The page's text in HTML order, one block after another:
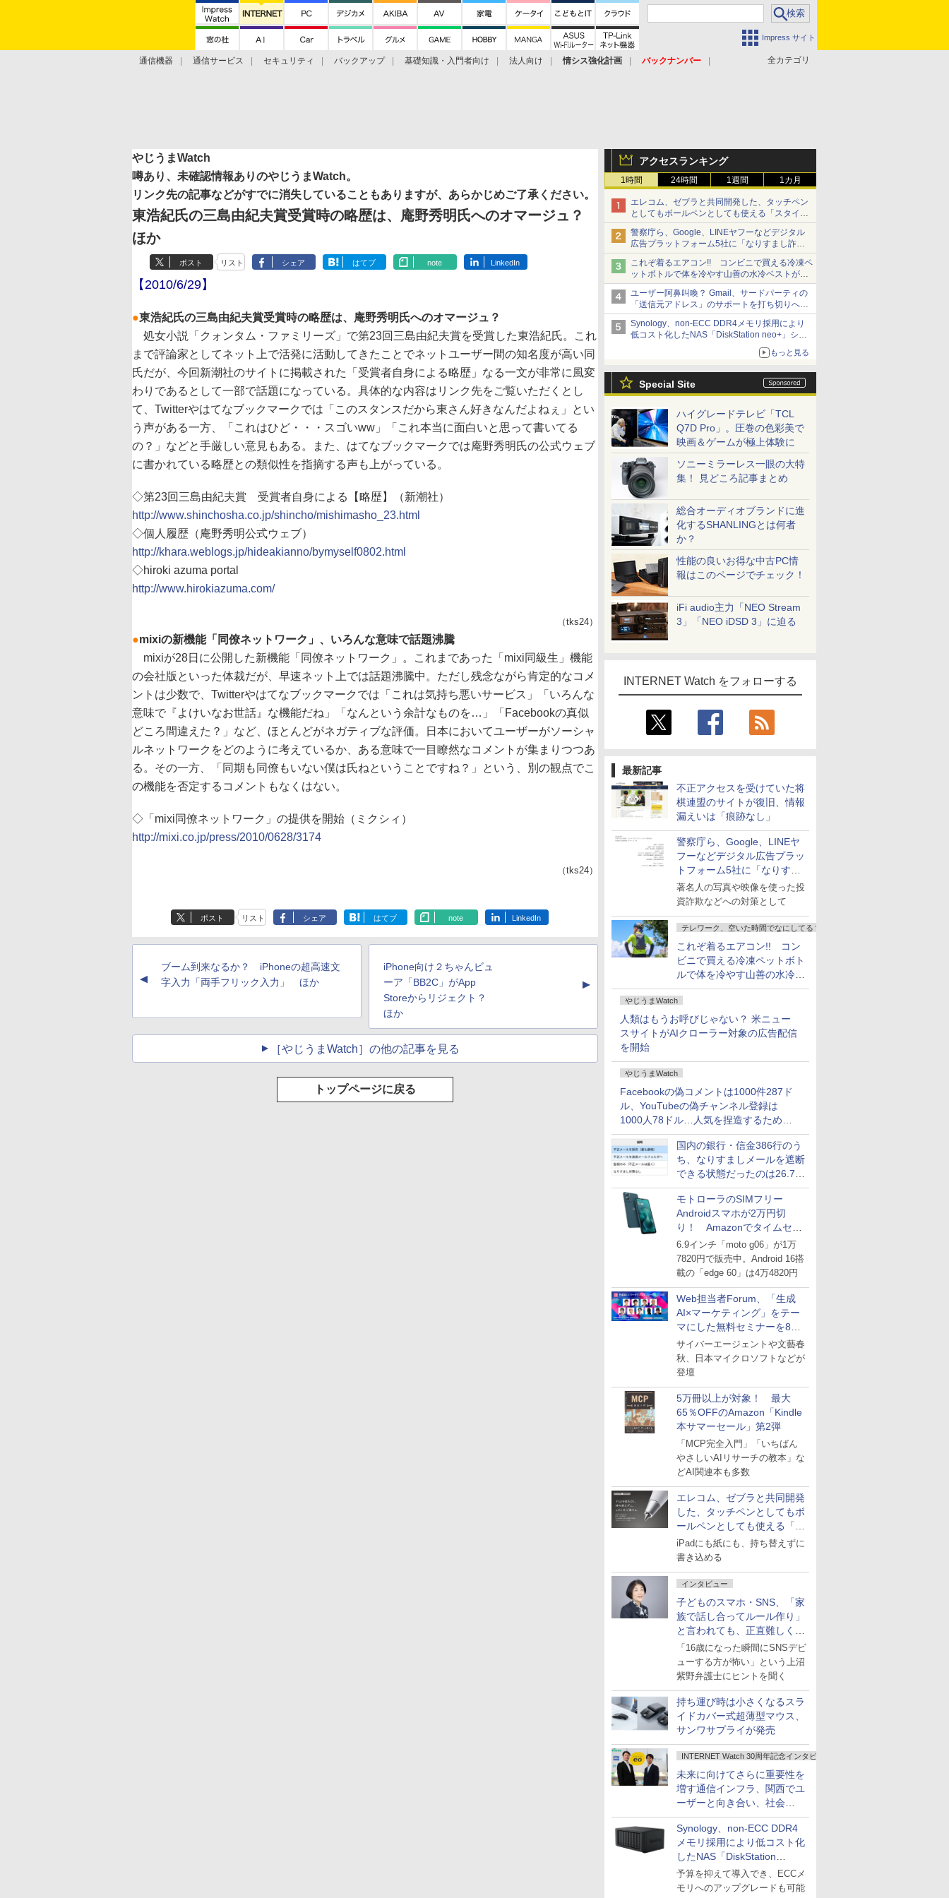
Impress サイト
全カテゴリ
通信機器 通信サービス セキュリティ バックアップ 基礎知識・入門者向け 法人向け 情シス強化計画
バックナンバー
アクセスランキング
1時間 24時間 1週間 1カ月
エレコム、ゼブラと共同開発した、タッチペン
としてもボールペンとしても使える「スタイラ
スツーウェイ」発売 iPadにも紙にも、持ち替
えずに書き込める
警察庁ら、Google、LINEヤフーなどデジタル
広告プラットフォーム5社に「なりすまし詐欺
広告」対策強化を要請 著名人の写真や映像を
使った投資詐欺などへの対策として
これぞ着るエアコン!! コンビニで買える冷凍ペ
ットボトルで体を冷やす山善の水冷ベストがロ
ードバイクにちょうどいい【ぼっち・ざ・ろー
ど！その14】【空いた時間でなにしてる？】
ユーザー阿鼻叫喚？ Gmail、サードパーティの
「送信元アドレス」のサポートを打ち切りへ
【やじうまWatch】
Synology、non-ECC DDR4メモリ採用により
低コスト化したNAS「DiskStation neo+」シリ
ーズ 予算を抑えて導入でき、ECCメモリへの
もっと見る
Special Site
ハイグレードテレビ「TCL
Q7D Pro」。圧巻の色彩美で
映画＆ゲームが極上体験に
ソニーミラーレス一眼の大特
集！ 見どころ記事まとめ
総合オーディオブランドに進
化するSHANLINGとは何者
か？
性能の良いお得な中古PC情
報はこのページでチェック！
iFi audio主力「NEO Stream
3」「NEO iDSD 3」に迫る
INTERNET Watch をフォローする
最新記事
不正アクセスを受けていた将
棋連盟のサイトが復旧、情報
漏えいは「痕跡なし」
警察庁ら、Google、LINEヤ
フーなどデジタル広告プラッ
トフォーム5社に「なりすま
し詐欺広告」対策強化を要請
著名人の写真や映像を使った投
資詐欺などへの対策として
テレワーク、空いた時間でなにしてる？
これぞ着るエアコン!! コン
ビニで買える冷凍ペットボト
ルで体を冷やす山善の水冷ベ
ストがロードバイクにちょう
どいい【ぼっち・ざ・ろー
ど！その14】
やじうまWatch
人類はもうお呼びじゃない？ 米ニュー
スサイトがAIクローラー対象の広告配信
を開始
やじうまWatch
Facebookの偽コメントは1000件287ド
ル、YouTubeの偽チャンネル登録は
1000人78ドル…人気を捏造するための
価格リストが公開中
国内の銀行・信金386行のう
ち、なりすましメールを遮断
できる状態だったのは26.7％
にとどまる～GMOブランド
セキュリティ調査
モトローラのSIMフリー
Androidスマホが2万円切
り！ Amazonでタイムセー
ル
6.9インチ「moto g06」が1万
7820円で販売中。Android 16搭
載の「edge 60」は4万4820円
Web担当者Forum、「生成
AI×マーケティング」をテー
マにした無料セミナーを8月
27日にオンライン開催
サイバーエージェントや文藝春
秋、日本マイクロソフトなどが
登壇
5万冊以上が対象！ 最大
65％OFFのAmazon「Kindle
本サマーセール」第2弾
「MCP完全入門」「いちばん
やさしいAIリサーチの教本」な
どAI関連本も多数
エレコム、ゼブラと共同開発
した、タッチペンとしてもボ
ールペンとしても使える「ス
タイラスツーウェイ」発売
iPadにも紙にも、持ち替えずに
書き込める
インタビュー
子どものスマホ・SNS、「家
族で話し合ってルール作り」
と言われても、正直難しくな
いですか？
「16歳になった瞬間にSNSデビ
ューする方が怖い」という上沼
紫野弁護士にヒントを聞く
持ち運び時は小さくなるスラ
イドカバー式超薄型マウス、
サンワサプライが発売
INTERNET Watch 30周年記念インタビュー
未来に向けてさらに重要性を
増す通信インフラ、関西でユ
ーザーと向き合い、社会
の“あたらしい”を起動し続け
る～オプテージ
Synology、non-ECC DDR4
メモリ採用により低コスト化
したNAS「DiskStation
neo+」シリーズ
予算を抑えて導入でき、ECCメ
モリへのアップグレードも可能
やじうまWatch
噂あり、未確認情報ありのやじうまWatch。
リンク先の記事などがすでに消失していることもありますが、あらかじめご了承ください。
東浩紀氏の三島由紀夫賞受賞時の略歴は、庵野秀明氏へのオマージュ？
ほか
ポスト リスト シェア はてブ note LinkedIn
【2010/6/29】
●東浩紀氏の三島由紀夫賞受賞時の略歴は、庵野秀明氏へのオマージュ？
処女小説「クォンタム・ファミリーズ」で第23回三島由紀夫賞を受賞した東浩紀氏。これ
まで評論家としてネット上で活発に活動してきたことでネットユーザー間の知名度が高い同
氏だが、今回新潮社のサイトに掲載された「受賞者自身による略歴」なる一文が非常に風変
わりであるとして一部で話題になっている。具体的な内容はリンク先をご覧いただくとし
て、Twitterやはてなブックマークでは「このスタンスだから東さん好きなんだよねぇ」とい
う声がある一方、「これはひど・・・スゴいww」「これ本当に面白いと思って書いてる
の？」などと手厳しい意見もある。また、はてなブックマークでは庵野秀明氏の公式ウェブ
に書かれている略歴との類似性を指摘する声も上がっている。
◇第23回三島由紀夫賞 受賞者自身による【略歴】（新潮社）
http://www.shinchosha.co.jp/shincho/mishimasho_23.html
◇個人履歴（庵野秀明公式ウェブ）
http://khara.weblogs.jp/hideakianno/bymyself0802.html
◇hiroki azuma portal
http://www.hirokiazuma.com/
（tks24）
●mixiの新機能「同僚ネットワーク」、いろんな意味で話題沸騰
mixiが28日に公開した新機能「同僚ネットワーク」。これまであった「mixi同級生」機能
の会社版といった体裁だが、早速ネット上では話題沸騰中。ただし残念ながら肯定的なコメ
ントは少数で、Twitterやはてなブックマークでは「これは気持ち悪いサービス」「いろんな
意味で『よけいなお世話』な機能だね」「なんという余計なものを…」「Facebookの真似
どころ間違えた？」など、ほとんどがネガティブな評価。日本においてユーザーがソーシャ
ルネットワークをどのように考えているか、ある意味で一目瞭然なコメントが集まりつつあ
る。その一方、「同期も同僚もいない僕は氏ねということですね？」という、別の観点でこ
の機能を否定するコメントもなくはない。
◇「mixi同僚ネットワーク」の提供を開始（ミクシィ）
http://mixi.co.jp/press/2010/0628/3174
（tks24）
ポスト リスト シェア はてブ note LinkedIn
▲
ブーム到来なるか？ iPhoneの超高速文
字入力「両手フリック入力」 ほか
iPhone向け２ちゃんビュ
ーア「BB2C」がApp
Storeからリジェクト？
ほか
▲
［やじうまWatch］の他の記事を見る
トップページに戻る